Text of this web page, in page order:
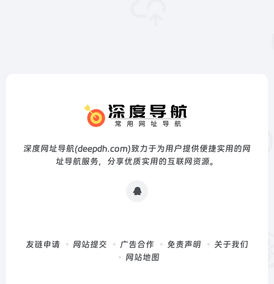
深度网址导航(deepdh.com)致力于为用户提供便捷实用的网
址导航服务，分享优质实用的互联网资源。
友链申请 网站提交 广告合作 免责声明
关于我们
网站地图